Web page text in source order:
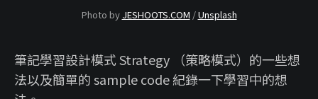
Photo by JESHOOTS.COM /Unsplash
筆記學習設計模式 Strategy （策略模式）的一些想
法以及簡單的 sample code 紀錄一下學習中的想